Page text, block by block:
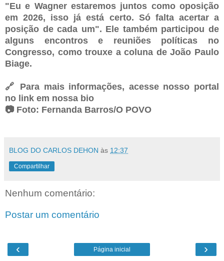
"Eu e Wagner estaremos juntos como oposição
em 2026, isso já está certo. Só falta acertar a
posição de cada um". Ele também participou de
alguns encontros e reuniões políticas no
Congresso, como trouxe a coluna de João Paulo
Biage.⁠
🔗 Para mais informações, acesse nosso portal
no link em nossa bio⁠
📷️ Foto: Fernanda Barros/O POVO⁠
BLOG DO CARLOS DEHON às 12:37
Compartilhar
Nenhum comentário:
Postar um comentário
‹ ›
Página inicial